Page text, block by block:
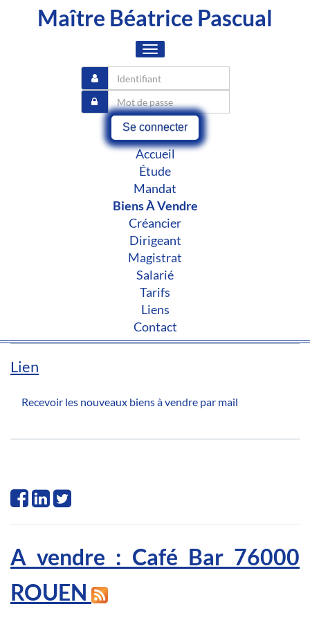
Maître Béatrice Pascual
Toggle
navigation
Se connecter
Accueil
Étude
Mandat
Biens À Vendre
Créancier
Dirigeant
Magistrat
Salarié
Tarifs
Liens
Contact
Lien
Recevoir les nouveaux biens à vendre par mail
A vendre : Café Bar 76000
ROUEN